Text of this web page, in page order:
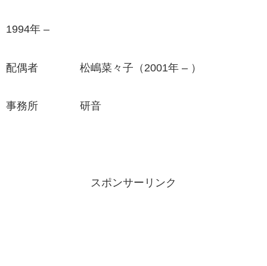
1994年 –
配偶者 松嶋菜々子（2001年 – ）
事務所 研音
スポンサーリンク